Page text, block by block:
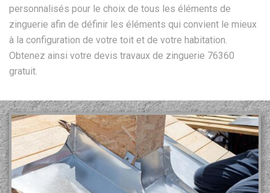
personnalisés pour le choix de tous les éléments de
zinguerie afin de définir les éléments qui convient le mieux
à la configuration de votre toit et de votre habitation.
Obtenez ainsi votre devis travaux de zinguerie 76360
gratuit.